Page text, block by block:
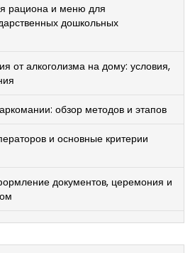
рациона и меню для
дошкольных
от алкоголизма на дому: условия,
обзор методов и этапов
и основные критерии
документов, церемония и